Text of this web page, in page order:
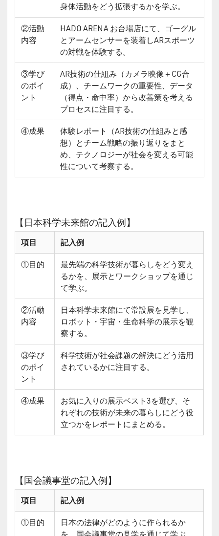
身体活動をどう拡張するかを学ぶ。
②活動
内容
HADO ARENA お台場店にて、ゴーグル
とアームセンサーを装着しARスポーツ
の対戦を体験する。
③学び
のポイ
ント
AR技術の仕組み（カメラ映像＋CG合
成）、チームワークの重要性、データ
（得点・命中率）から改善策を考える
プロセスに注目する。
④成果
体験レポート（AR技術の仕組みと感
想）とチーム戦略の振り返りをまと
め、テクノロジーが社会を変える可能
性について考察する。
【日本科学未来館の記入例】
項目 記入例
①目的
最先端の科学技術が暮らしをどう変え
るかを、展示とワークショップを通じ
て学ぶ。
②活動
内容
日本科学未来館にて常設展を見学し、
ロボット・宇宙・生命科学の展示を観
察する。
③学び
のポイ
ント
科学技術が社会課題の解決にどう活用
されているかに注目する。
④成果
お気に入りの展示ベスト3を選び、そ
れぞれの技術が未来の暮らしにどう役
立つかをレポートにまとめる。
【国会議事堂の記入例】
項目 記入例
①目的
日本の法律がどのように作られるか
を、国会議事堂の見学を通じて学ぶ。